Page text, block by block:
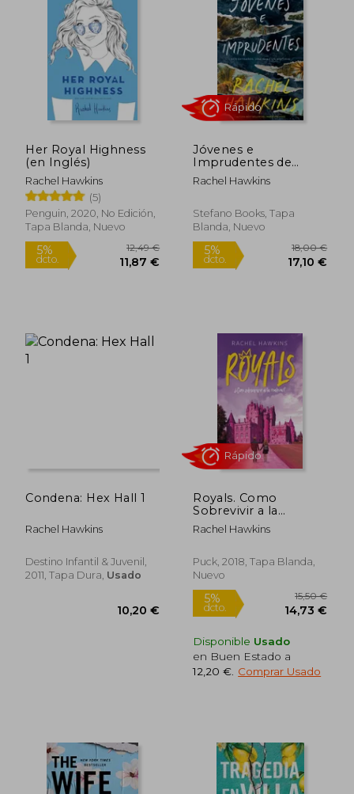
Her Royal Highness
(en Inglés)
Rachel Hawkins
(5)
Penguin, 2020, No Edición,
Tapa Blanda, Nuevo
Jóvenes e
Imprudentes de
Rachel
Hawkins(Stefano
Rachel Hawkins
Stefano Books, Tapa
Blanda, Nuevo
5%
dcto.
Condena: Hex Hall 1
Rachel Hawkins
Destino Infantil & Juvenil,
2011, Tapa Dura, Usado
10,20 €
Royals. Como
Sobrevivir a la
Realeza?
Rachel Hawkins
Puck, 2018, Tapa Blanda,
Nuevo
5%
dcto.
Disponible Usado
en Buen Estado a
12,20 € Comprar Usado